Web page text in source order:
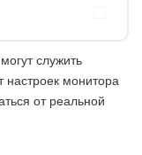
служить
настроек монитора
от реальной